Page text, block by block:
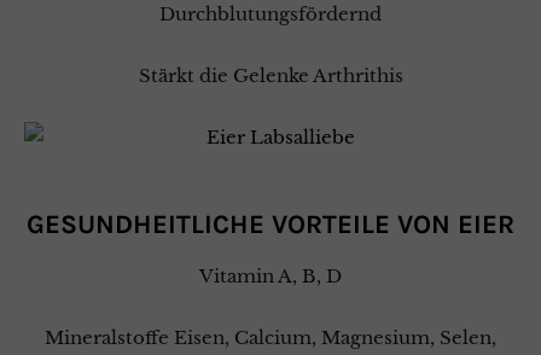
Durchblutungsfördernd
Stärkt die Gelenke Arthrithis
GESUNDHEITLICHE VORTEILE VON EIER
Vitamin A, B, D
Mineralstoffe Eisen, Calcium, Magnesium, Selen,